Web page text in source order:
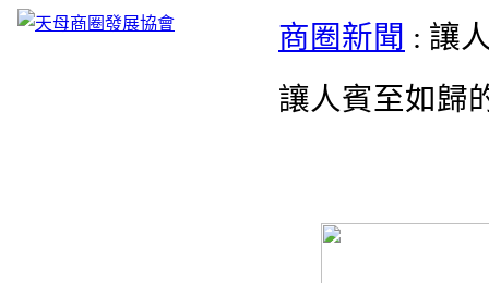
商圈新聞 : 讓
讓人賓至如歸